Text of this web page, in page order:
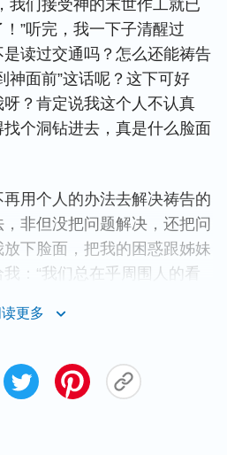
我们接受神的末世作工就已
”听完，我一下子清醒过
读过交通吗？怎么还能祷告
神面前”这话呢？这下可好
？肯定说我这个人不认真
个洞钻进去，真是什么脸面
用个人的办法去解决祷告的
非但没把问题解决，还把问
下脸面，把我的困惑跟姊妹
：“我们总在乎周围人的看
深的词语甚至模仿别人的祷
的脸面，操练活在神面前，
样就释放自由了！”
自己就是这样的情形，聚会
更多